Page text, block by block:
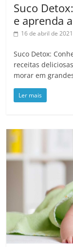
Suco
e aprenda
16 de abril de 2021
Suco Detox:
receitas
morar em
Ler mais